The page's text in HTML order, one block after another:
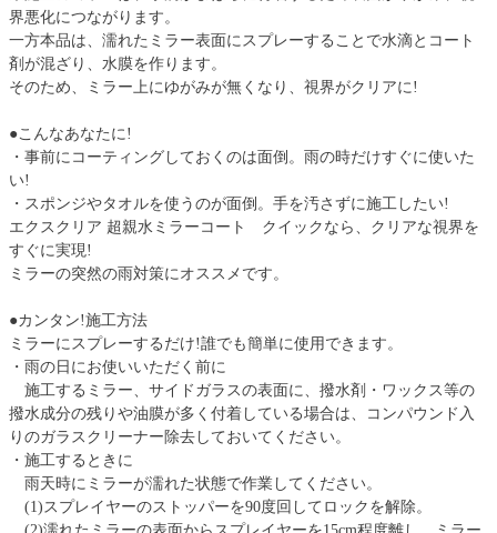
界悪化につながります。
一方本品は、濡れたミラー表面にスプレーすることで水滴とコート
剤が混ざり、水膜を作ります。
そのため、ミラー上にゆがみが無くなり、視界がクリアに!
●こんなあなたに!
・事前にコーティングしておくのは面倒。雨の時だけすぐに使いた
い!
・スポンジやタオルを使うのが面倒。手を汚さずに施工したい!
エクスクリア 超親水ミラーコート クイックなら、クリアな視界を
すぐに実現!
ミラーの突然の雨対策にオススメです。
●カンタン!施工方法
ミラーにスプレーするだけ!誰でも簡単に使用できます。
・雨の日にお使いいただく前に
施工するミラー、サイドガラスの表面に、撥水剤・ワックス等の
撥水成分の残りや油膜が多く付着している場合は、コンパウンド入
りのガラスクリーナー除去しておいてください。
・施工するときに
雨天時にミラーが濡れた状態で作業してください。
(1)スプレイヤーのストッパーを90度回してロックを解除。